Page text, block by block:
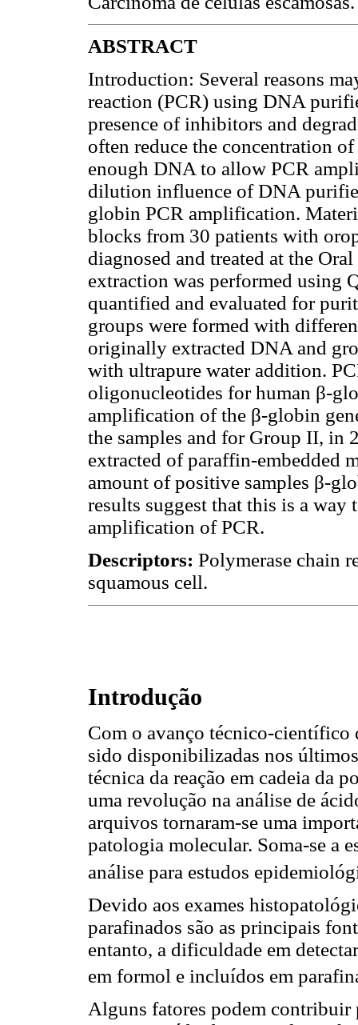
ABSTRACT
Introduction: Several reasons
reaction (PCR) using DNA
presence of inhibitors and
often reduce the concentration
enough DNA to allow PCR
dilution influence of DNA
globin PCR amplification.
blocks from 30 patients with
diagnosed and treated at the
extraction was performed using
quantified and evaluated for
groups were formed with
originally extracted DNA and
with ultrapure water addition.
oligonucleotides for human β-
amplification of the β-globin
the samples and for Group II,
extracted of paraffin-embedded
amount of positive samples β-
results suggest that this is a
amplification of PCR.
Descriptors: Polymerase chain
squamous cell.
Introdução
Com o avanço técnico-científico
sido disponibilizadas nos
técnica da reação em cadeia da
uma revolução na análise de
arquivos tornaram-se uma
patologia molecular. Soma-se a
análise para estudos
Devido aos exames
parafinados são as principais
entanto, a dificuldade em
em formol e incluídos em
Alguns fatores podem contribuir